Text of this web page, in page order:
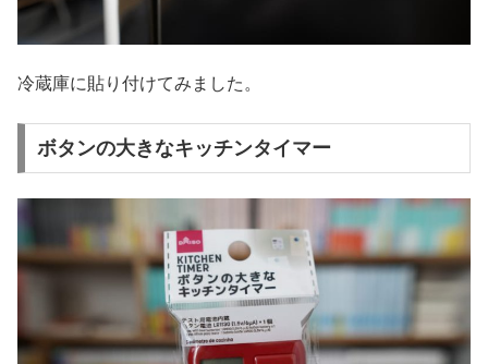
冷蔵庫に貼り付けてみました。
ボタンの大きなキッチンタイマー